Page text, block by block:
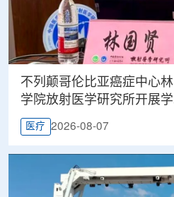
不列颠哥伦比亚癌症中心
学院放射医学研究所开展
医疗 2026-08-07